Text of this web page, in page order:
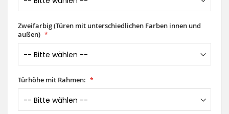
Zweifarbig (Türen mit unterschiedlichen Farben innen und
außen)
Türhöhe mit Rahmen: